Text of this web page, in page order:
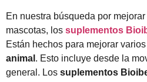
En nuestra búsqueda por
mascotas, los suplementos
Están hechos para mejorar
animal . Esto incluye desde la
general. Los suplementos